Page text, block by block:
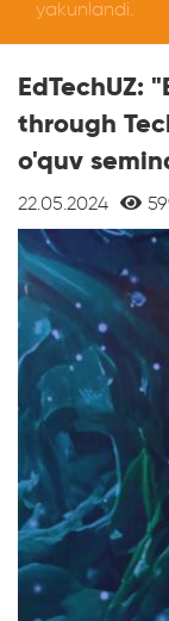
yakunlandi.
EdTechUZ:
through
o'quv
22.05.2024